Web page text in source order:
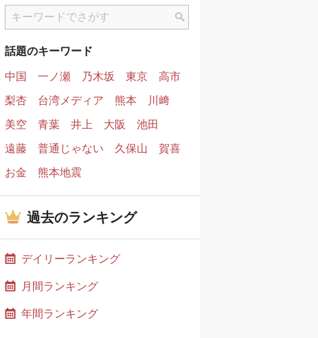
話題のキーワード
中国
一ノ瀬 乃木坂 東京
高市
梨杏
台湾メディア 熊本
川﨑
美空
青葉 井上 大阪
池田
遠藤
普通じゃない 久保山
賀喜
お金
熊本地震
過去のランキング
デイリーランキング
月間ランキング
年間ランキング